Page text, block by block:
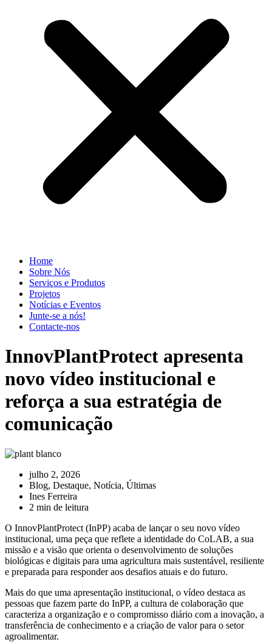
Home
Sobre Nós
Serviços e Produtos
Projetos
Notícias e Eventos
Junte-se a nós!
Contacte-nos
InnovPlantProtect apresenta
novo vídeo institucional e
reforça a sua estratégia de
comunicação
julho 2, 2026
Blog, Destaque, Notícia, Últimas
Ines Ferreira
2 min de leitura
O InnovPlantProtect (InPP) acaba de lançar o seu novo vídeo
institucional, uma peça que reflete a identidade do CoLAB, a sua
missão e a visão que orienta o desenvolvimento de soluções
biológicas e digitais para uma agricultura mais sustentável, resiliente
e preparada para responder aos desafios atuais e do futuro.
Mais do que uma apresentação institucional, o vídeo destaca as
pessoas que fazem parte do InPP, a cultura de colaboração que
caracteriza a organização e o compromisso diário com a inovação, a
transferência de conhecimento e a criação de valor para o setor
agroalimentar.